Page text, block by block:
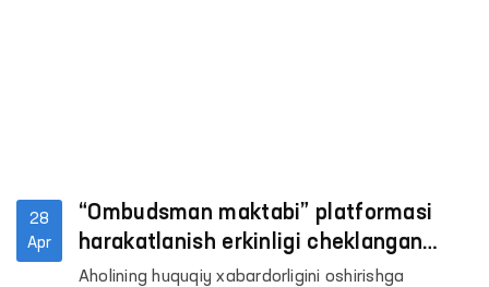
28
Apr
“Ombudsman maktabi” platformasi
harakatlanish erkinligi cheklangan
shaxslar saqlanadigan yopiq
Aholining huquqiy xabardorligini oshirishga